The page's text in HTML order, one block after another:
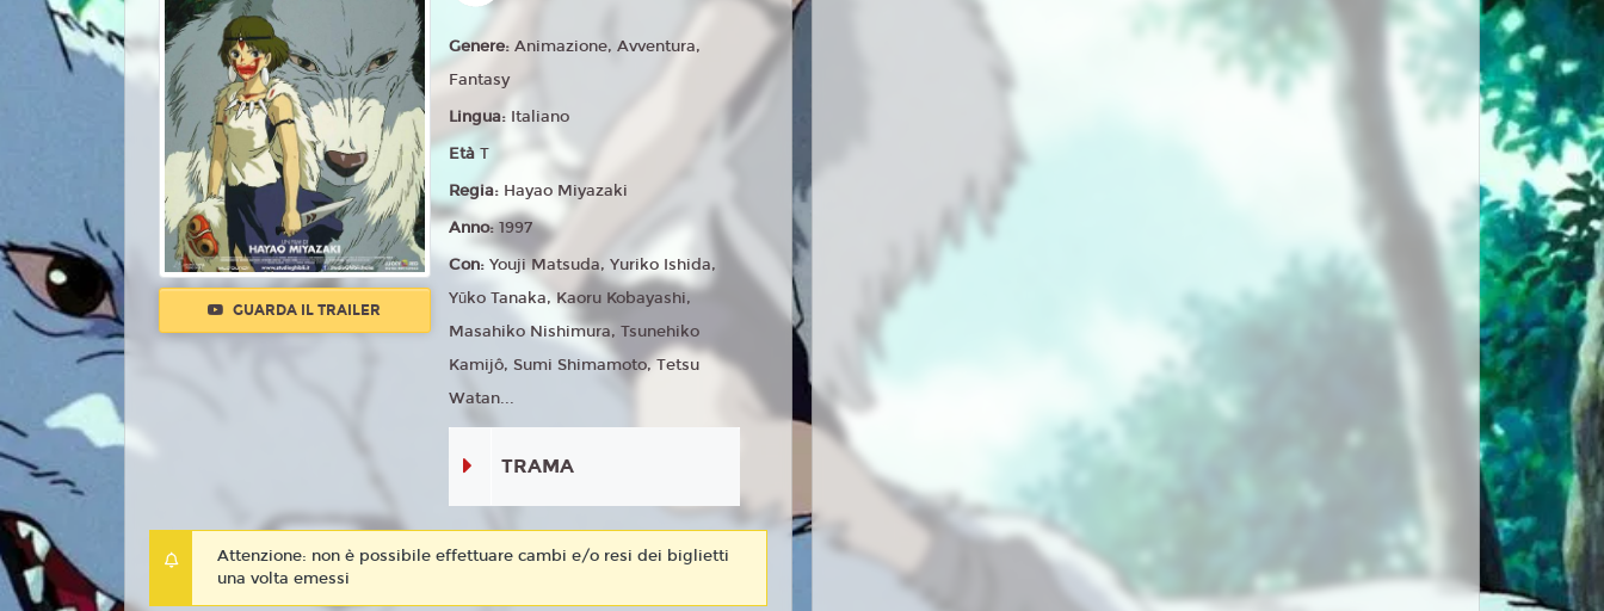
GUARDA IL TRAILER
Genere:Animazione, Avventura,
Fantasy
Lingua: Italiano
EtàT
Regia: Hayao Miyazaki
Anno:1997
Con:Youji Matsuda, Yuriko Ishida,
Yūko Tanaka, Kaoru Kobayashi,
Masahiko Nishimura, Tsunehiko
Kamijô, Sumi Shimamoto, Tetsu
Watan...
TRAMA
Attenzione: non è possibile effettuare cambi e/o resi dei biglietti
una volta emessi